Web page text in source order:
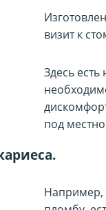
визит к
Здесь
под
Например,